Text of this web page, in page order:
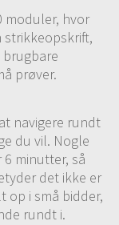
moduler, hvor
prøver.
navigere rundt
du vil. Nogle
minutter, så
det ikke er
op i små bidder,
rundt i.